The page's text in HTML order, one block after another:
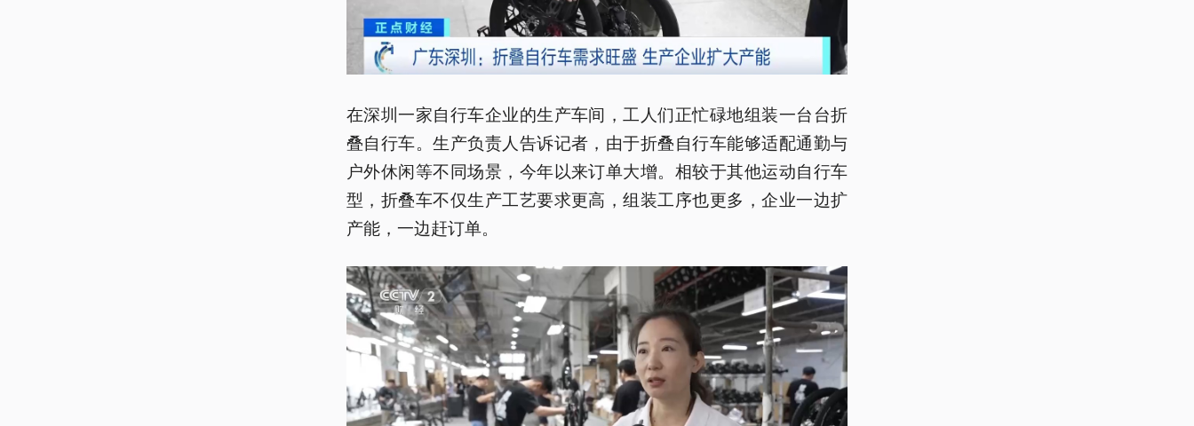
在深圳一家自行车企业的生产车间，工人们正忙碌地组装一台台折
叠自行车。生产负责人告诉记者，由于折叠自行车能够适配通勤与
户外休闲等不同场景，今年以来订单大增。相较于其他运动自行车
型，折叠车不仅生产工艺要求更高，组装工序也更多，企业一边扩
产能，一边赶订单。